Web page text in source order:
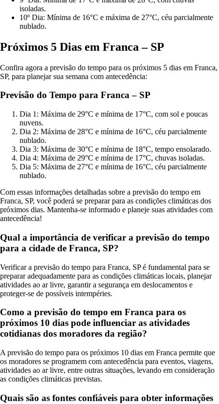
isoladas.
10º Dia: Mínima de 16°C e máxima de 27°C, céu parcialmente
nublado.
Próximos 5 Dias em Franca – SP
Confira agora a previsão do tempo para os próximos 5 dias em Franca,
SP, para planejar sua semana com antecedência:
Previsão do Tempo para Franca – SP
Dia 1: Máxima de 29°C e mínima de 17°C, com sol e poucas
nuvens.
Dia 2: Máxima de 28°C e mínima de 16°C, céu parcialmente
nublado.
Dia 3: Máxima de 30°C e mínima de 18°C, tempo ensolarado.
Dia 4: Máxima de 29°C e mínima de 17°C, chuvas isoladas.
Dia 5: Máxima de 27°C e mínima de 16°C, céu parcialmente
nublado.
Com essas informações detalhadas sobre a previsão do tempo em
Franca, SP, você poderá se preparar para as condições climáticas dos
próximos dias. Mantenha-se informado e planeje suas atividades com
antecedência!
Qual a importância de verificar a previsão do tempo
para a cidade de Franca, SP?
Verificar a previsão do tempo para Franca, SP é fundamental para se
preparar adequadamente para as condições climáticas locais, planejar
atividades ao ar livre, garantir a segurança em deslocamentos e
proteger-se de possíveis intempéries.
Como a previsão do tempo em Franca para os
próximos 10 dias pode influenciar as atividades
cotidianas dos moradores da região?
A previsão do tempo para os próximos 10 dias em Franca permite que
os moradores se programem com antecedência para eventos, viagens,
atividades ao ar livre, entre outras situações, levando em consideração
as condições climáticas previstas.
Quais são as fontes confiáveis para obter informações